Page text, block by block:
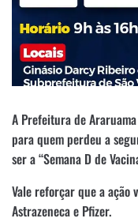
A Prefeitura de
para quem perdeu a
ser a “Semana D de
Vale reforçar que a ação
Astrazeneca e Pfizer.